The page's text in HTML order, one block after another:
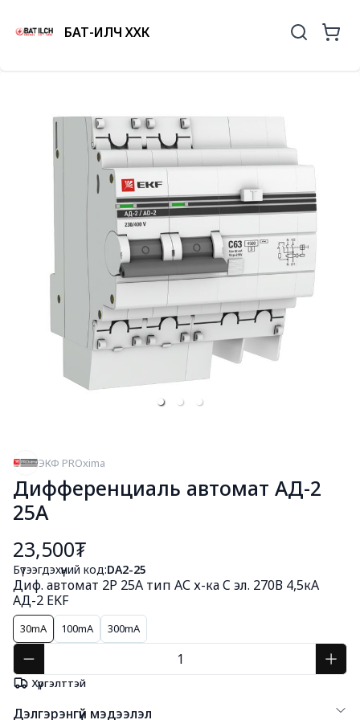
БАТ-ИЛЧ ХХК
ЭКФ PROxima
Дифференциаль автомат АД-2
25А
23,500₮
Бүтээгдэхүүний код:DA2-25
Диф. автомат 2Р 25А тип АС х-ка C эл. 270В 4,5кА
АД-2 EKF
30mA 100mA 300mA
Хүргэлттэй
Дэлгэрэнгүй мэдээлэл